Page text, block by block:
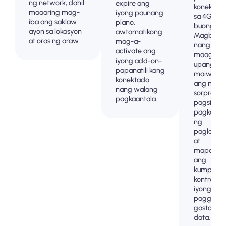
ng network, dahil
maaaring mag-
iba ang saklaw
ayon sa lokasyon
at oras ng araw.
expire ang
iyong paunang
plano,
awtomatikong
mag-a-
activate ang
iyong add-on-
papanatili kang
konektado
nang walang
pagkaantala.
sa 4G/5G
buong .
nang
maaga
upang
ang mga
sorpresa
pagsingil
ng
at
ang
kontrol sa
iyong
gastos ng
data.